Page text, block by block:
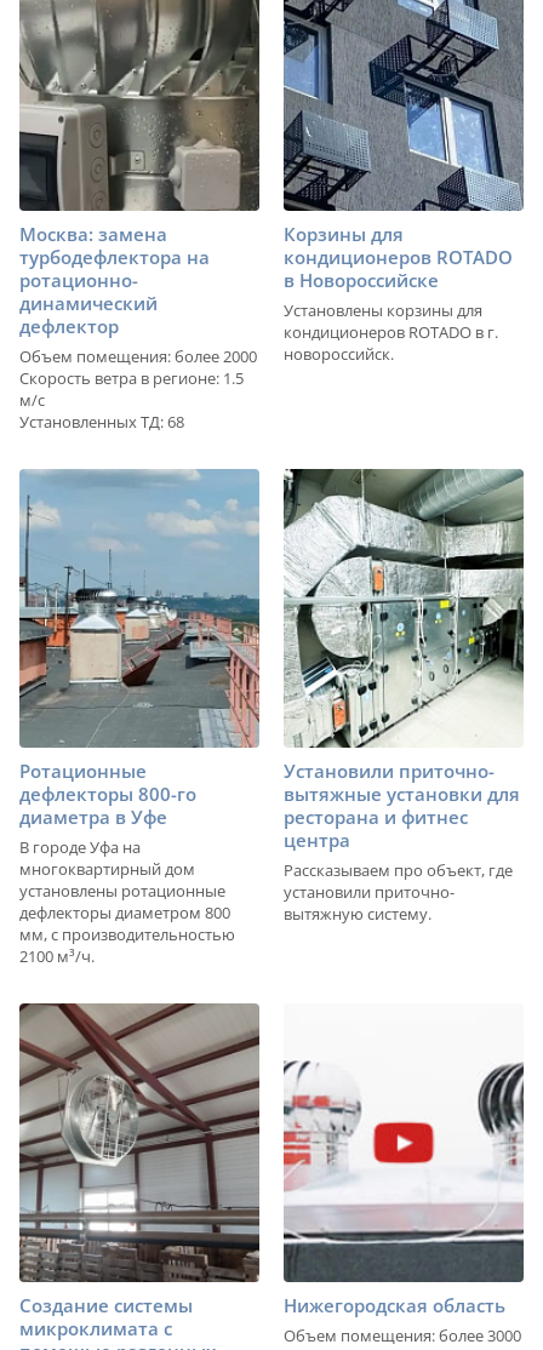
Москва: замена
турбодефлектора на
ротационно-
динамический
дефлектор
Объем помещения: более 2000
Скорость ветра в регионе: 1.5
м/с
Установленных ТД: 68
Корзины для
кондиционеров ROTADO
в Новороссийске
Установлены корзины для
кондиционеров ROTADO в г.
новороссийск.
Ротационные
дефлекторы 800-го
диаметра в Уфе
В городе Уфа на
многоквартирный дом
установлены ротационные
дефлекторы диаметром 800
мм, с производительностью
2100 м³/ч.
Установили приточно-
вытяжные установки для
ресторана и фитнес
центра
Рассказываем про объект, где
установили приточно-
вытяжную систему.
Создание системы
микроклимата с
Нижегородская область
Объем помещения: более 3000